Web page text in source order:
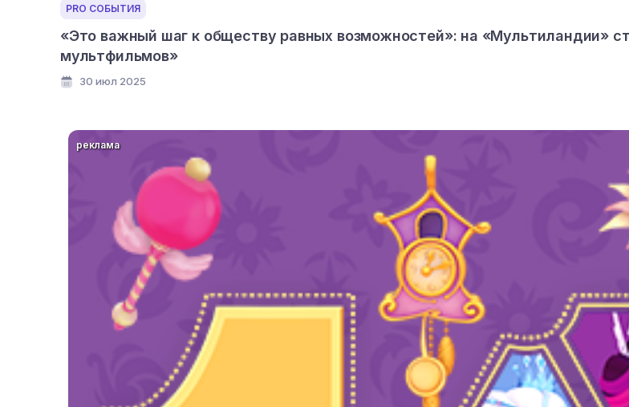
PRO СОБЫТИЯ
«Это важный шаг к обществу равных возможностей»: на «Мультиландии»
мультфильмов»
30 июл 2025
реклама